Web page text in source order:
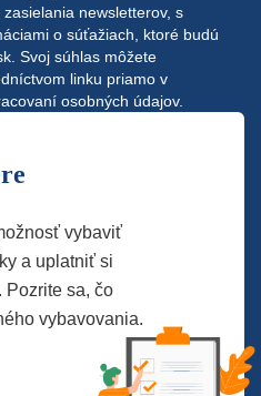
newsletterov, s
o súťažiach, ktoré budú
. Svoj súhlas môžete
linku priamo v
osobných údajov.
vybaviť
a uplatniť si
Pozrite sa, čo
vybavovania.